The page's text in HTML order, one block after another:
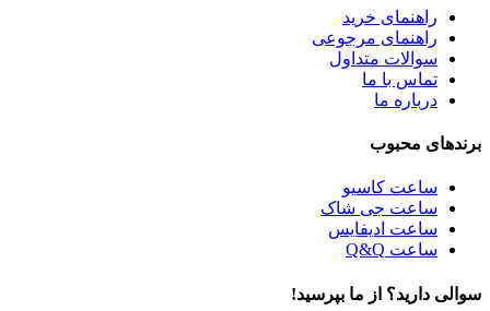
راهنمای خرید
راهنمای مرجوعی
سوالات متداول
تماس با ما
درباره ما
برندهای محبوب
ساعت کاسیو
ساعت جی شاک
ساعت ادیفایس
ساعت Q&Q
سوالی دارید؟ از ما بپرسید!